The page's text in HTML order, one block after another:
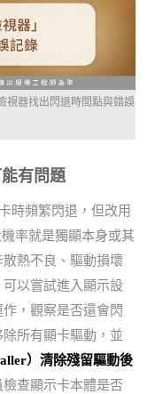
視器找出閃退時間點與錯誤
有問題
時頻繁閃退，但改用
率就是獨顯本身或其
熱不良、驅動損壞
以嘗試進入顯示設
，觀察是否還會閃
所有顯卡驅動，並
）清除殘留驅動後
檢查顯示卡本體是否